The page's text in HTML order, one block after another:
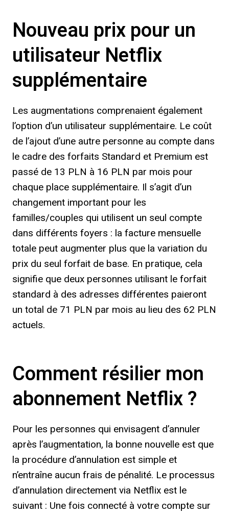
Nouveau prix pour un
utilisateur Netflix
supplémentaire
Les augmentations comprenaient également
l’option d’un utilisateur supplémentaire. Le coût
de l’ajout d’une autre personne au compte dans
le cadre des forfaits Standard et Premium est
passé de 13 PLN à 16 PLN par mois pour
chaque place supplémentaire. Il s’agit d’un
changement important pour les
familles/couples qui utilisent un seul compte
dans différents foyers : la facture mensuelle
totale peut augmenter plus que la variation du
prix du seul forfait de base. En pratique, cela
signifie que deux personnes utilisant le forfait
standard à des adresses différentes paieront
un total de 71 PLN par mois au lieu des 62 PLN
actuels.
Comment résilier mon
abonnement Netflix ?
Pour les personnes qui envisagent d’annuler
après l’augmentation, la bonne nouvelle est que
la procédure d’annulation est simple et
n’entraîne aucun frais de pénalité. Le processus
d’annulation directement via Netflix est le
suivant : Une fois connecté à votre compte sur